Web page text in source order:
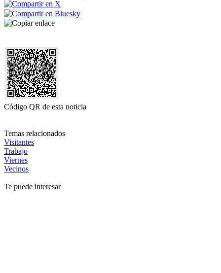
Código QR de esta noticia
Temas relacionados
Visitantes
Trabajo
Viernes
Vecinos
Te puede interesar